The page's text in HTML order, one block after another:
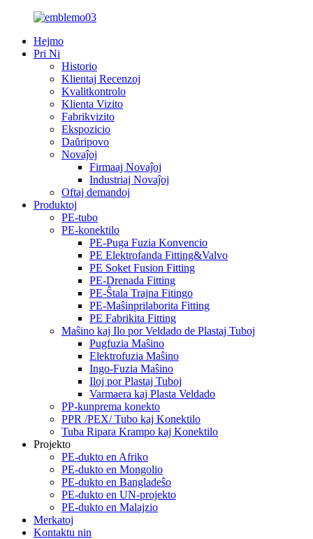
Hejmo
Pri Ni
Historio
Klientaj Recenzoj
Kvalitkontrolo
Klienta Vizito
Fabrikvizito
Ekspozicio
Daŭripovo
Novaĵoj
Firmaaj Novaĵoj
Industriaj Novaĵoj
Oftaj demandoj
Produktoj
PE-tubo
PE-konektilo
PE-Puga Fuzia Konvencio
PE Elektrofanda Fitting&Valvo
PE Soket Fusion Fitting
PE-Drenada Fitting
PE-Ŝtala Trajna Fitingo
PE-Maŝinprilaborita Fitting
PE Fabrikita Fitting
Maŝino kaj Ilo por Veldado de Plastaj Tuboj
Pugfuzia Maŝino
Elektrofuzia Maŝino
Ingo-Fuzia Maŝino
Iloj por Plastaj Tuboj
Varmaera kaj Plasta Veldado
PP-kunprema konekto
PPR /PEX/ Tubo kaj Konektilo
Tuba Ripara Krampo kaj Konektilo
Projekto
PE-dukto en Afriko
PE-dukto en Mongolio
PE-dukto en Bangladeŝo
PE-dukto en UN-projekto
PE-dukto en Malajzio
Merkatoj
Kontaktu nin